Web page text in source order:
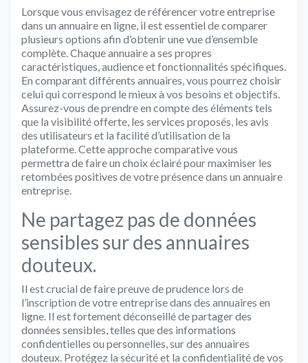
Lorsque vous envisagez de référencer votre entreprise
dans un annuaire en ligne, il est essentiel de comparer
plusieurs options afin d’obtenir une vue d’ensemble
complète. Chaque annuaire a ses propres
caractéristiques, audience et fonctionnalités spécifiques.
En comparant différents annuaires, vous pourrez choisir
celui qui correspond le mieux à vos besoins et objectifs.
Assurez-vous de prendre en compte des éléments tels
que la visibilité offerte, les services proposés, les avis
des utilisateurs et la facilité d’utilisation de la
plateforme. Cette approche comparative vous
permettra de faire un choix éclairé pour maximiser les
retombées positives de votre présence dans un annuaire
entreprise.
Ne partagez pas de données
sensibles sur des annuaires
douteux.
Il est crucial de faire preuve de prudence lors de
l’inscription de votre entreprise dans des annuaires en
ligne. Il est fortement déconseillé de partager des
données sensibles, telles que des informations
confidentielles ou personnelles, sur des annuaires
douteux. Protégez la sécurité et la confidentialité de vos